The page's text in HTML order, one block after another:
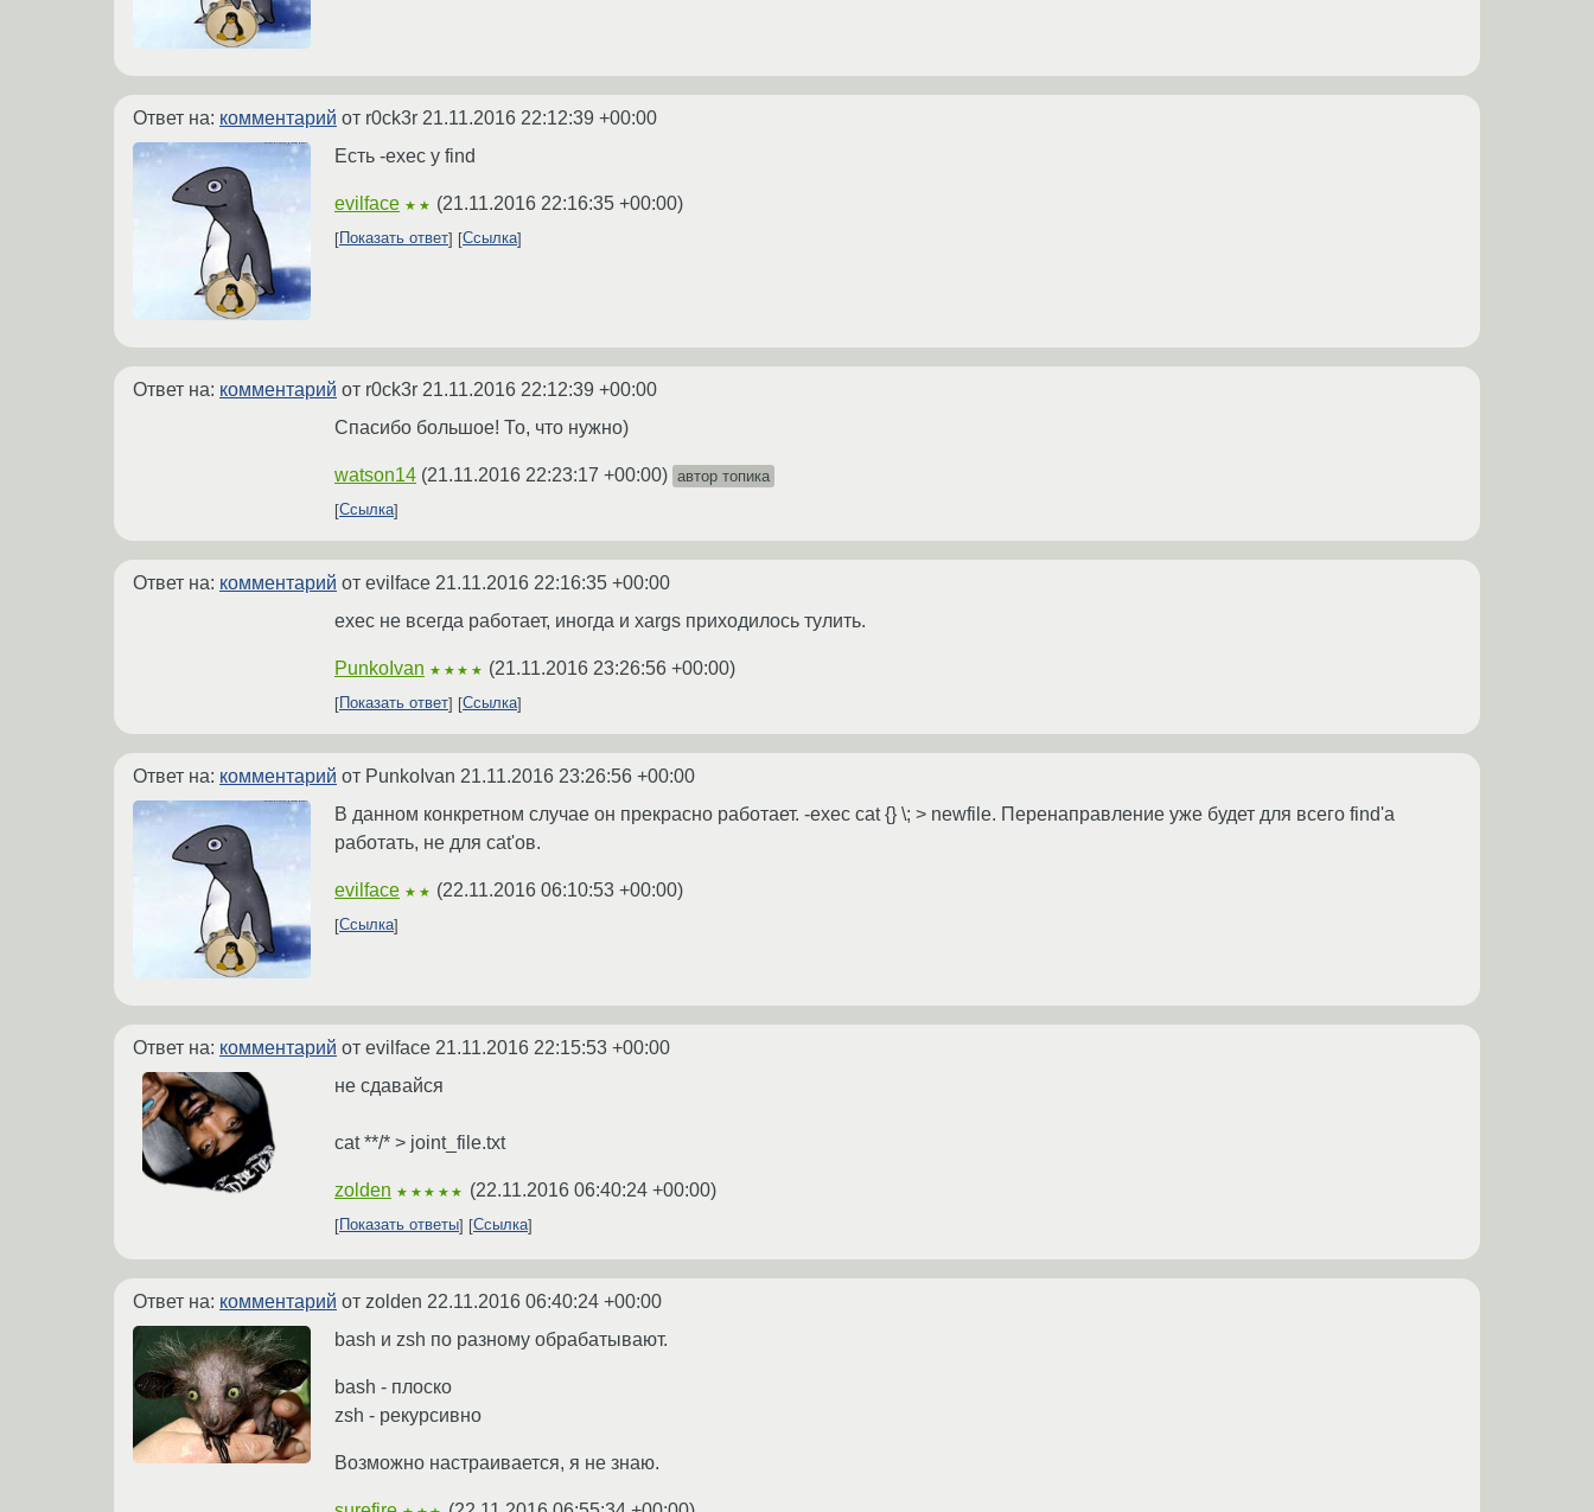
Ответ на: комментарий от r0ck3r 21.11.2016 22:12:39 +00:00
Есть -exec у find
evilface ★★ (21.11.2016 22:16:35 +00:00)
Показать ответ Ссылка
Ответ на: комментарий от r0ck3r 21.11.2016 22:12:39 +00:00
Спасибо большое! То, что нужно)
watson14 (21.11.2016 22:23:17 +00:00) автор топика
Ссылка
Ответ на: комментарий от evilface 21.11.2016 22:16:35 +00:00
exec не всегда работает, иногда и xargs приходилось тулить.
PunkoIvan ★★★★ (21.11.2016 23:26:56 +00:00)
Показать ответ Ссылка
Ответ на: комментарий от PunkoIvan 21.11.2016 23:26:56 +00:00
В данном конкретном случае он прекрасно работает. -exec cat {} \; > newfile. Перенаправление уже будет для всего find'а
работать, не для cat'ов.
evilface ★★ (22.11.2016 06:10:53 +00:00)
Ссылка
Ответ на: комментарий от evilface 21.11.2016 22:15:53 +00:00
не сдавайся
cat **/* > joint_file.txt
zolden ★★★★★ (22.11.2016 06:40:24 +00:00)
Показать ответы Ссылка
Ответ на: комментарий от zolden 22.11.2016 06:40:24 +00:00
bash и zsh по разному обрабатывают.
bash - плоско
zsh - рекурсивно
Возможно настраивается, я не знаю.